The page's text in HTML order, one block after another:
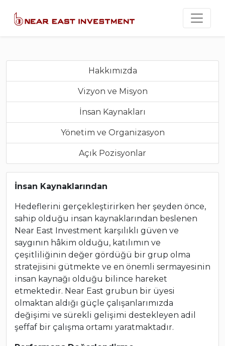
Hakkımızda
Vizyon ve Misyon
İnsan Kaynakları
Yönetim ve Organizasyon
Açık Pozisyonlar
İnsan Kaynaklarından
Hedeflerini gerçekleştirirken her şeyden önce,
sahip olduğu insan kaynaklarından beslenen
Near East Investment karşılıklı güven ve
saygının hâkim olduğu, katılımın ve
çeşitliliğinin değer gördüğü bir grup olma
stratejisini gütmekte ve en önemli sermayesinin
insan kaynağı olduğu bilince hareket
etmektedir. Near East grubun bir üyesi
olmaktan aldığı güçle çalışanlarımızda
değişimi ve sürekli gelişimi destekleyen adil
şeffaf bir çalışma ortamı yaratmaktadır.